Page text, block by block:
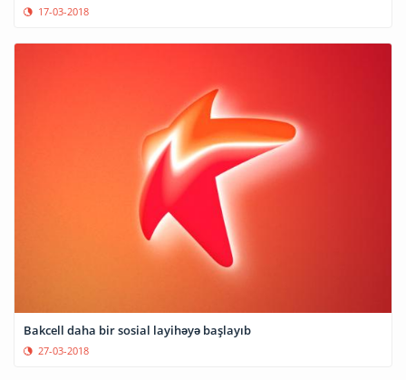
17-03-2018
Bakcell daha bir sosial layihəyə başlayıb
27-03-2018